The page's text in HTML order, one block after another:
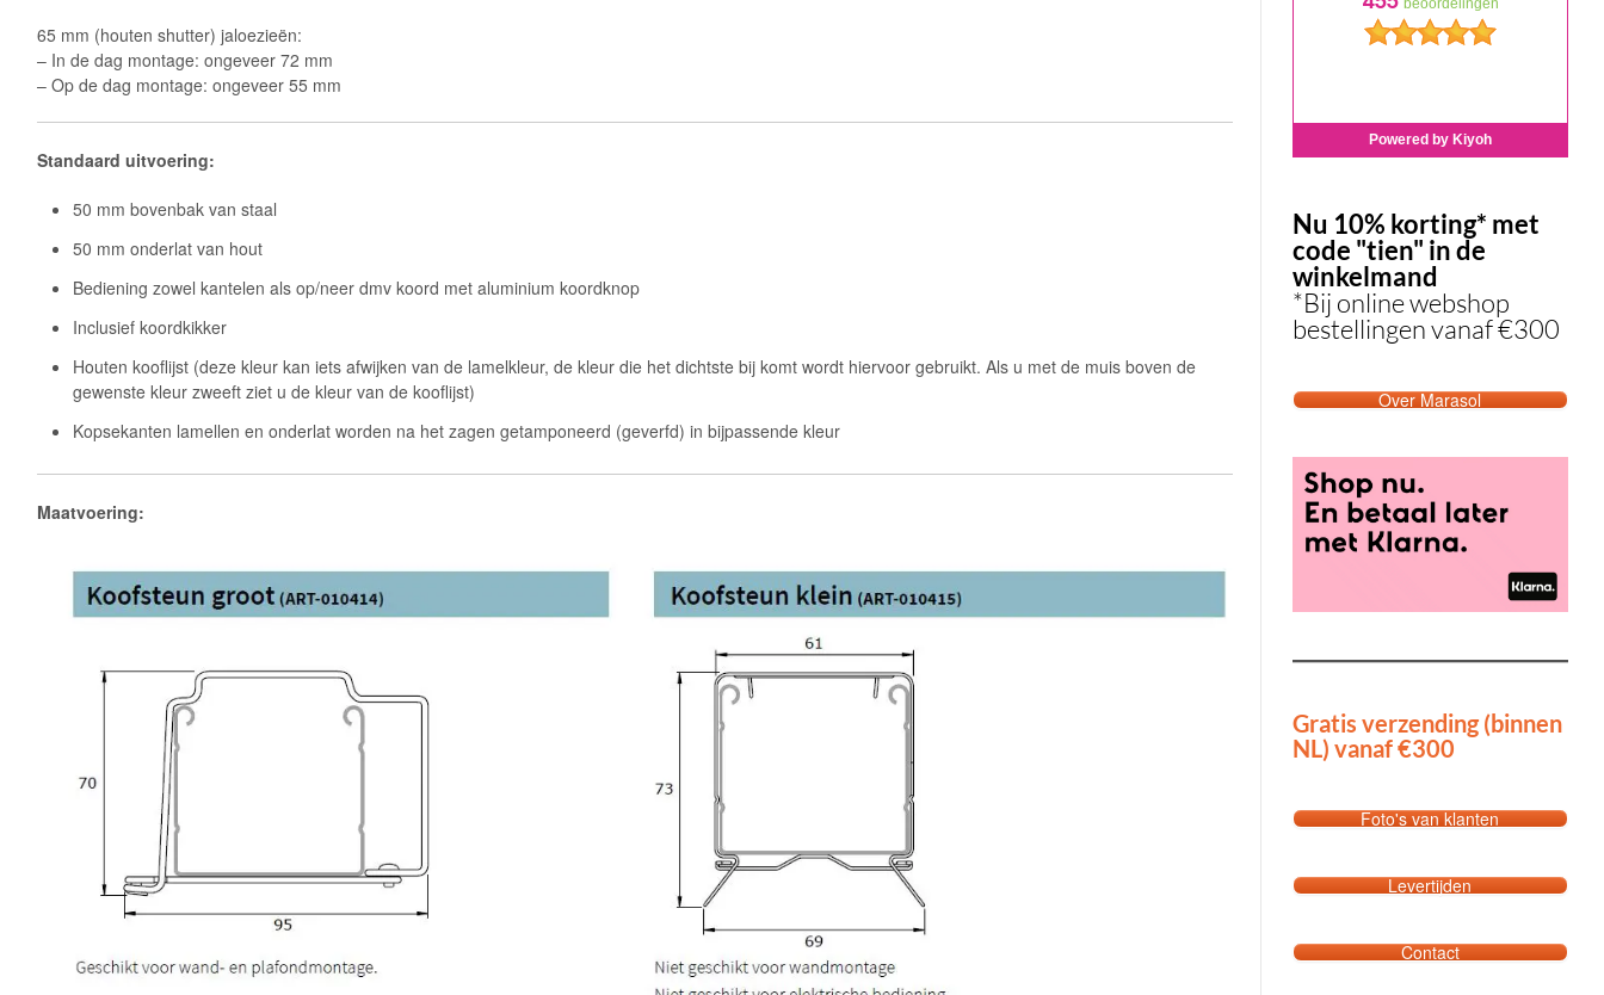
65 mm (houten shutter) jaloezieën:
– In de dag montage: ongeveer 72 mm
– Op de dag montage: ongeveer 55 mm
Standaard uitvoering:
50 mm bovenbak van staal
50 mm onderlat van hout
Bediening zowel kantelen als op/neer dmv koord met aluminium koordknop
Inclusief koordkikker
Houten kooflijst (deze kleur kan iets afwijken van de lamelkleur, de kleur die het dichtste bij komt wordt hiervoor gebruikt. Als u met de muis boven de
gewenste kleur zweeft ziet u de kleur van de kooflijst)
Kopsekanten lamellen en onderlat worden na het zagen getamponeerd (geverfd) in bijpassende kleur
Maatvoering:
Nu 10% korting* met
code "tien" in de
winkelmand
*Bij online webshop
bestellingen vanaf €300
Over Marasol
Gratis verzending (binnen
NL) vanaf €300
Foto's van klanten
Levertijden
Contact